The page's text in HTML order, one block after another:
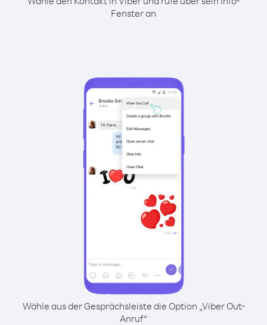
Fenster an
Wähle aus der Gesprächsleiste die Option „Viber Out-
Anruf“